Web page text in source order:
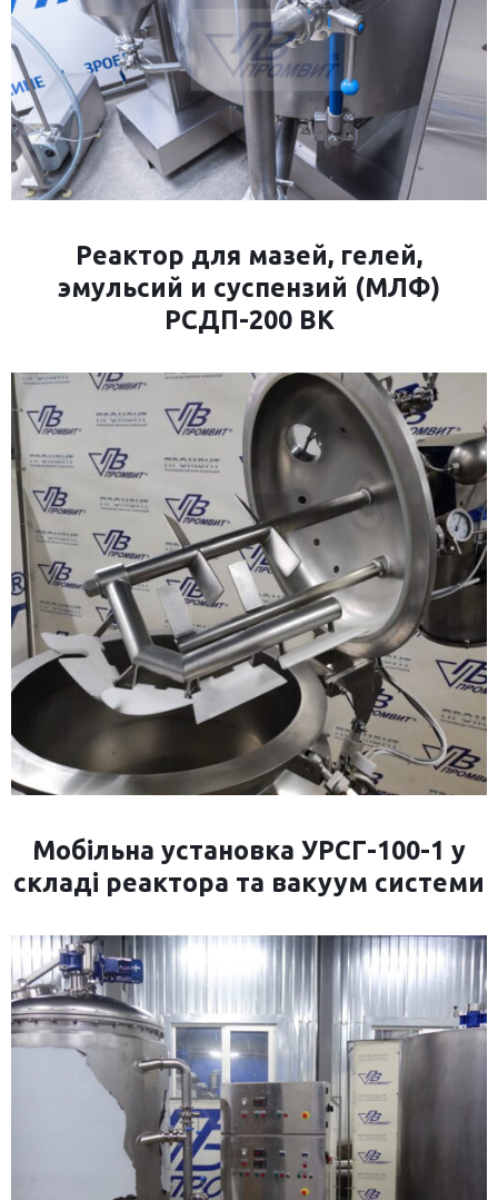
Реактор для мазей, гелей,
эмульсий и суспензий (МЛФ)
РСДП-200 ВК
Мобільна установка УРСГ-100-1 у
складі реактора та вакуум системи